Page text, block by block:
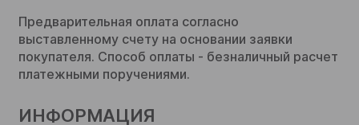
Предварительная оплата согласно
выставленному счету на основании заявки
покупателя. Способ оплаты - безналичный расчет
платежными поручениями.
ИНФОРМАЦИЯ